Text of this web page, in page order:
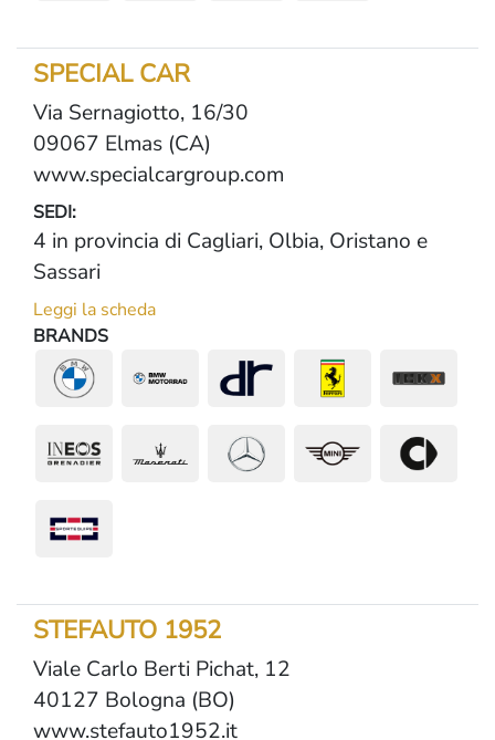
SPECIAL CAR
Via Sernagiotto, 16/30
09067 Elmas (CA)
www.specialcargroup.com
SEDI:
4 in provincia di Cagliari, Olbia, Oristano e
Sassari
Leggi la scheda
BRANDS
STEFAUTO 1952
Viale Carlo Berti Pichat, 12
40127 Bologna (BO)
www.stefauto1952.it